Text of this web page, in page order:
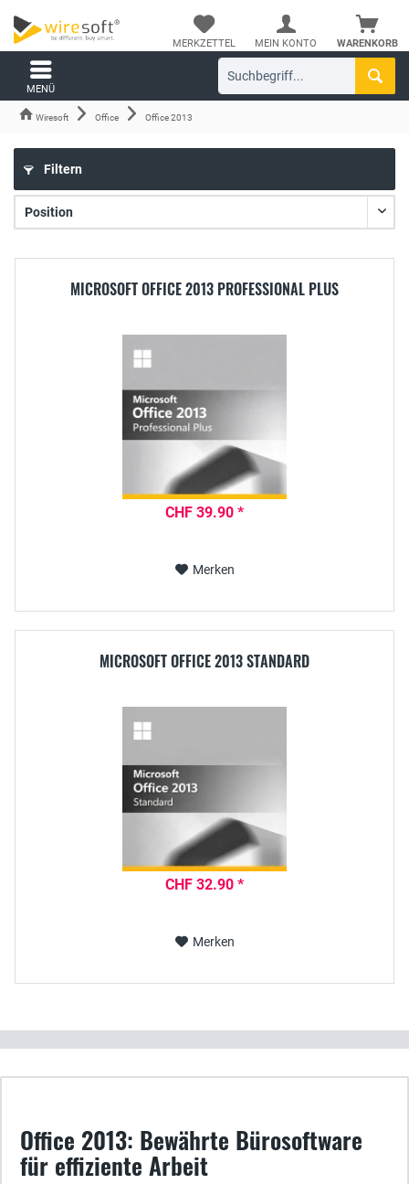
WARENKORB
MERKZETTEL MEIN KONTO
MENÜ
Wiresoft Office Office 2013
Filtern
MICROSOFT OFFICE 2013 PROFESSIONAL PLUS
CHF 39.90 *
Merken
MICROSOFT OFFICE 2013 STANDARD
CHF 32.90 *
Merken
Office 2013: Bewährte Bürosoftware
für effiziente Arbeit